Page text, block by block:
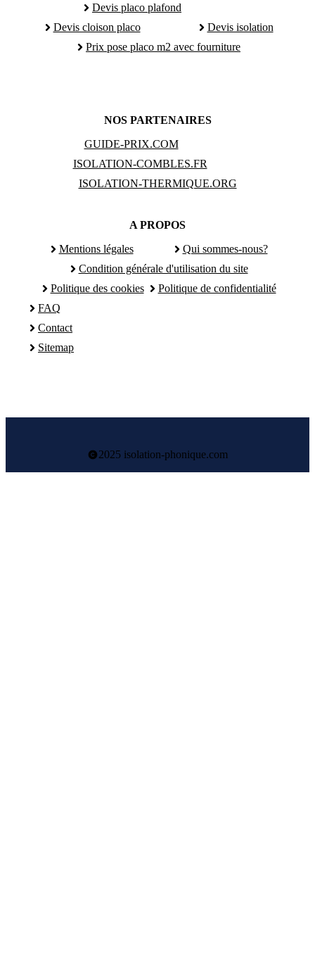
Devis placo plafond
Devis cloison placo
Devis isolation
Prix pose placo m2 avec fourniture
NOS PARTENAIRES
GUIDE-PRIX.COM
ISOLATION-COMBLES.FR
ISOLATION-THERMIQUE.ORG
A PROPOS
Mentions légales
Qui sommes-nous?
Condition générale d'utilisation du site
Politique des cookies
Politique de confidentialité
FAQ
Contact
Sitemap
2025 isolation-phonique.com